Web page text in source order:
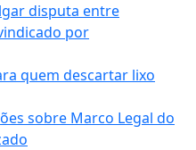
disputa entre
por
quem descartar lixo
sobre Marco Legal do